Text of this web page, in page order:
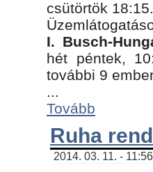
csütörtök 18:15.
I. Busch-
hét péntek,
további 9
...
Tovább
Ruha
2014. 03. 11. -